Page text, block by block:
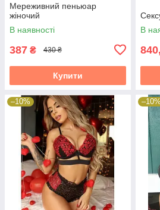
Мереживний пеньюар
жіночий
В наявності
387 ₴ 430 ₴
Купити
В
–10% –10%